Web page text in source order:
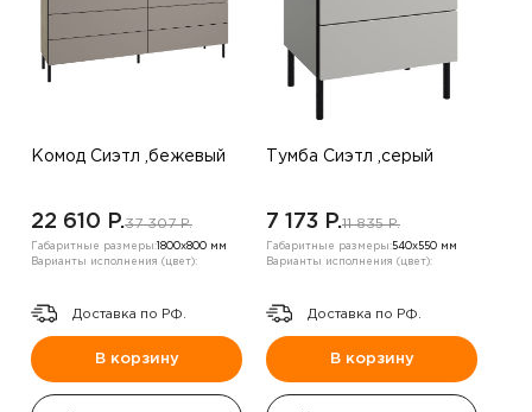
Комод Сиэтл ,бежевый
22 610 P.37 307 P.
Габаритные размеры: 1800х800 мм
Варианты исполнения (цвет):
Доставка по РФ.
В корзину
Тумба Сиэтл ,серый
7 173 P.11 835 P.
Габаритные размеры:540х550 мм
Варианты исполнения (цвет):
Доставка по РФ.
В корзину